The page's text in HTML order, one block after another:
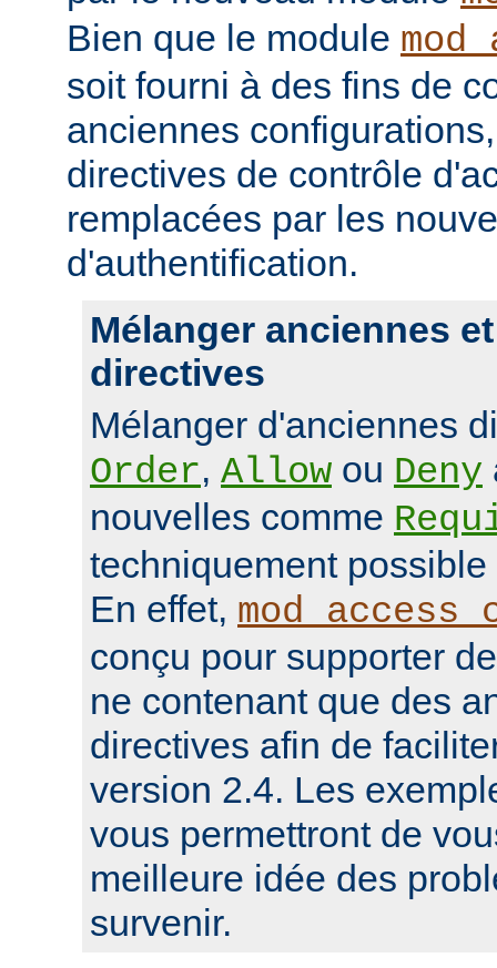
Bien que le module
soit fourni à des fins de
anciennes
directives de contrôle
remplacées par les
d'authentification.
Mélanger anciennes
directives
Mélanger d'anciennes
Order, Allow ou Deny
nouvelles comme
techniquement
En effet,
conçu pour supporter
ne contenant que des
directives afin de
version 2.4. Les
vous permettront de
meilleure idée des
survenir.